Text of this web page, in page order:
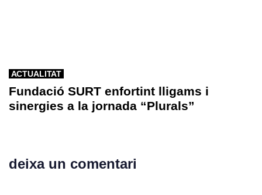
ACTUALITAT
Fundació SURT enfortint lligams i
sinergies a la jornada “Plurals”
deixa un comentari